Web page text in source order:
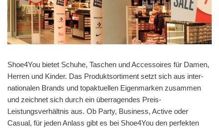
Shoe4You bietet Schuhe, Taschen und Accessoires für Damen,
Herren und Kinder. Das Produktsortiment setzt sich aus inter-
nationalen Brands und topaktuellen Eigenmarken zusammen
und zeichnet sich durch ein überragendes Preis-
Leistungsverhältnis aus. Ob Party, Business, Active oder
Casual, für jeden Anlass gibt es bei Shoe4You den perfekten